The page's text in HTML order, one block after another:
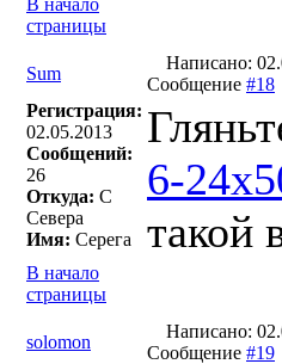
В начало
страницы
Sum
Написано:
Сообщение #18
Регистрация:
02.05.2013
Сообщений:
26
Откуда: С
Севера
Имя: Серега
6-
такой
В начало
страницы
solomon
Написано:
Сообщение #19